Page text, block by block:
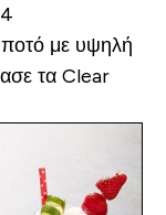
ποτό με υψηλή
τα Clear